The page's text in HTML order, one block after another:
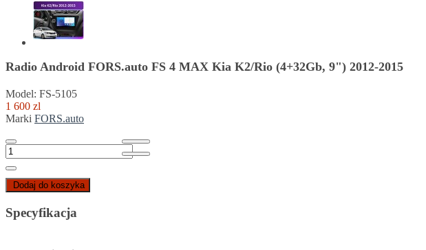
Radio Android FORS.auto FS 4 MAX Kia K2/Rio (4+32Gb, 9") 2012-2015
Model: FS-5105
1 600 zl
Marki FORS.auto
Dodaj do koszyka
Specyfikacja